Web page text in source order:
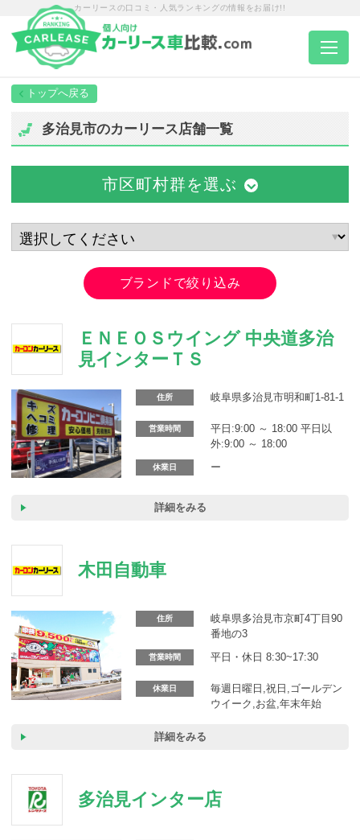
カーリースの口コミ・人気ランキングの情報をお届け!!
トップページ
エリア別ランキング
エリア別店舗一覧
カーリース体験談
お役立ち記事
多治見市のカーリース店舗一覧
市区町村群を選ぶ
ブランドで絞り込み
ＥＮＥＯＳウイング 中央道多治
見インターＴＳ
住所 岐阜県多治見市明和町1-81-1
営業時間
平日:9:00 ～ 18:00 平日以
外:9:00 ～ 18:00
休業日 ー
詳細をみる
木田自動車
住所
岐阜県多治見市京町4丁目90
番地の3
営業時間 平日・休日 8:30~17:30
休業日
毎週日曜日,祝日,ゴールデン
ウイーク,お盆,年末年始
詳細をみる
多治見インター店